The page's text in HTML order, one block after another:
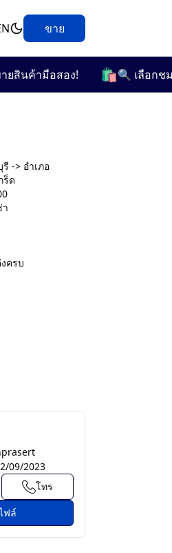
ขาย
ามือสอง! 🛍️ 🔍 เลือกชมจาก
-> อำเภอ
ร็ด
า
ครบ
09/2023
โทร
ฟล์